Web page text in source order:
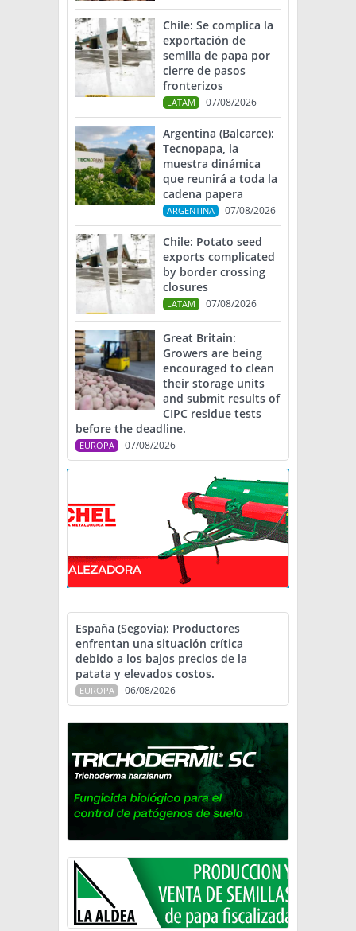
Chile: Se complica la
exportación de
semilla de papa por
cierre de pasos
fronterizos
LATAM 07/08/2026
Argentina (Balcarce):
Tecnopapa, la
muestra dinámica
que reunirá a toda la
cadena papera
ARGENTINA 07/08/2026
Chile: Potato seed
exports complicated
by border crossing
closures
LATAM 07/08/2026
Great Britain:
Growers are being
encouraged to clean
their storage units
and submit results of
CIPC residue tests
before the deadline.
EUROPA 07/08/2026
España (Segovia): Productores
enfrentan una situación crítica
debido a los bajos precios de la
patata y elevados costos.
EUROPA 06/08/2026